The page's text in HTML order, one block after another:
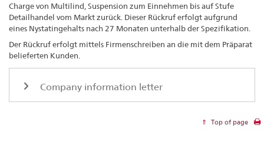
Charge von Multilind, Suspension zum Einnehmen bis auf Stufe
Detailhandel vom Markt zurück. Dieser Rückruf erfolgt aufgrund
eines Nystatingehalts nach 27 Monaten unterhalb der Spezifikation.
Der Rückruf erfolgt mittels Firmenschreiben an die mit dem Präparat
belieferten Kunden.
Company information letter
Top of page